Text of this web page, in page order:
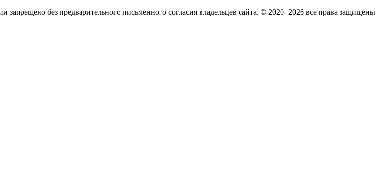
без предварительного письменного согласия владельцев сайта. © 2020- 2026 все права защищены